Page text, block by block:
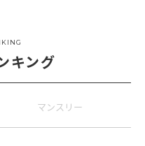
キング
マンスリー